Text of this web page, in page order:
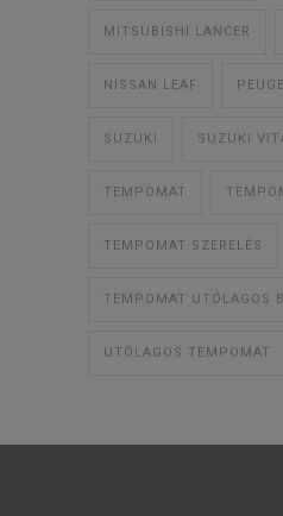
MITSUBISHI LANCER
NISSAN LEAF
SUZUKI SUZUKI
TEMPOMAT
TEMPOMAT SZERELÉS
TEMPOMAT UTÓLAGOS
UTÓLAGOS TEMPOMAT